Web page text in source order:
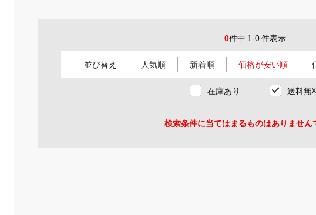
0件中 1-0 件表示
並び替え 人気順 新着順 価格が安い順
在庫あり 送料無
検索条件に当てはまるものはありません